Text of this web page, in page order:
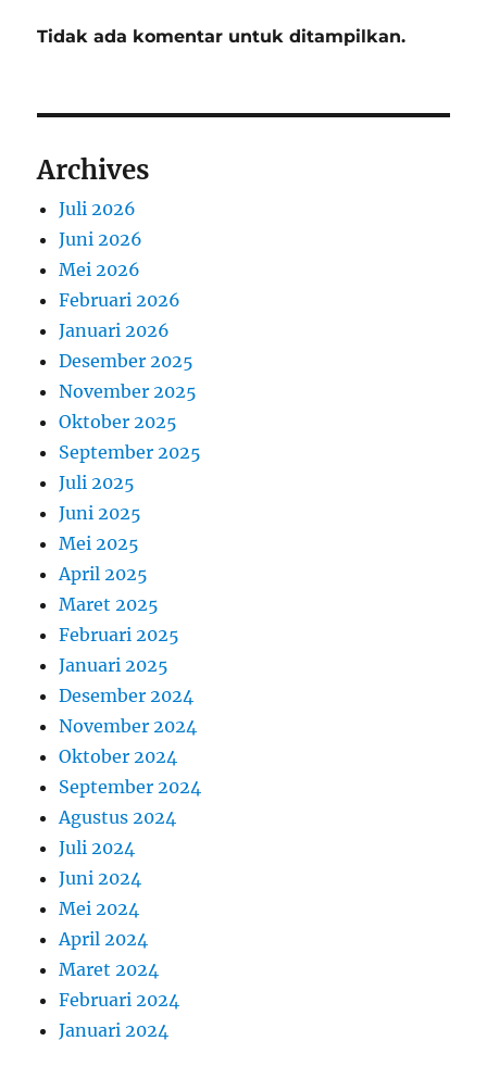
Tidak ada komentar untuk ditampilkan.
Archives
Juli 2026
Juni 2026
Mei 2026
Februari 2026
Januari 2026
Desember 2025
November 2025
Oktober 2025
September 2025
Juli 2025
Juni 2025
Mei 2025
April 2025
Maret 2025
Februari 2025
Januari 2025
Desember 2024
November 2024
Oktober 2024
September 2024
Agustus 2024
Juli 2024
Juni 2024
Mei 2024
April 2024
Maret 2024
Februari 2024
Januari 2024